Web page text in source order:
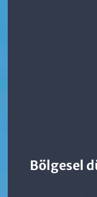
Bölgesel
Son Dakika